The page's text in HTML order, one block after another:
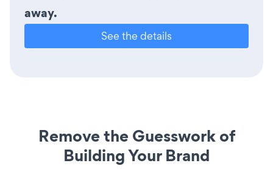
away.
See the details
Remove the Guesswork of
Building Your Brand